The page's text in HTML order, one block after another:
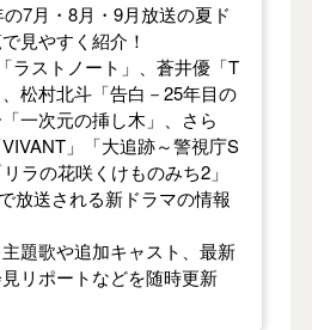
7月・8月・9月放送の夏ド
見やすく紹介！
ラストノート」、蒼井優「T
松村北斗「告白－25年目の
一次元の挿し木」、さら
」「大追跡～警視庁S
ラの花咲くけものみち2」
放送される新ドラマの情報
題歌や追加キャスト、最新
リポートなどを随時更新